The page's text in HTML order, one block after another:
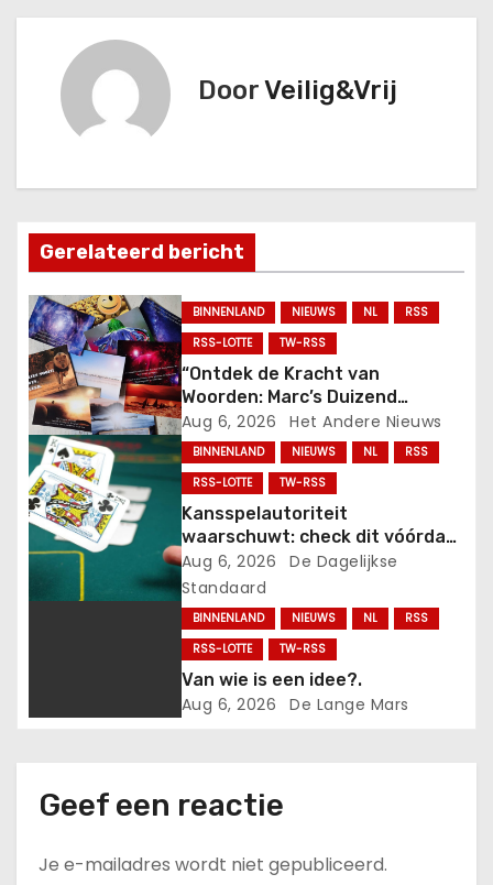
i
a
v
i
g
a
t
i
e
DoorVeilig&Vrij
Gerelateerd bericht
BINNENLAND NIEUWS NL
RSS
RSS-LOTTE
TW-RSS
“Ontdek de Kracht van
Woorden: Marc’s Duizend
Inspirerende Quotes Nu als
Ansichten!”.
Aug 6, 2026 Het Andere Nieuws
BINNENLAND NIEUWS NL
RSS
RSS-LOTTE
TW-RSS
Kansspelautoriteit
waarschuwt: check dit vóórdat
je bij een online casino speelt.
Aug 6, 2026
De Dagelijkse
Standaard
BINNENLAND NIEUWS NL
RSS
RSS-LOTTE
TW-RSS
Van wie is een idee?.
Aug 6, 2026 De Lange Mars
Geef een reactie
Je e-mailadres wordt niet gepubliceerd.